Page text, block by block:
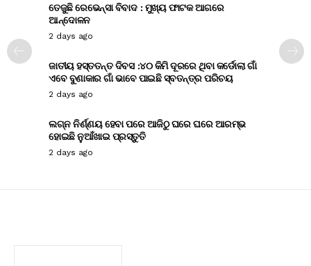
ତେଜୁଛି ରେଭେନ୍ସା ବିବାଦ : ମୁଖ୍ୟ ଫାଟକ ଆଗରେ
ଆନ୍ଦୋଳନ
2 days ago
ଜାତୀୟ ହସ୍ତତନ୍ତ ଦିବସ :୪୦ କିମି ଦୂରରେ ଥିବା କର୍ଡୋଲା ଗାଁ
ଏବେ ବୁଣାକାର ଗାଁ ଭାବେ ପାଇଛି ସ୍ବତନ୍ତ୍ର ପରିଚୟ
2 days ago
ଲଗ୍ନ ନିର୍ଣ୍ଣୟ ହେବା ପରେ ଆଜିଠୁ ଘରେ ଘରେ ଆରମ୍ଭ
ହୋଇଛି ନୁଆଁଖାଇ ପ୍ରସ୍ତୁତି
2 days ago